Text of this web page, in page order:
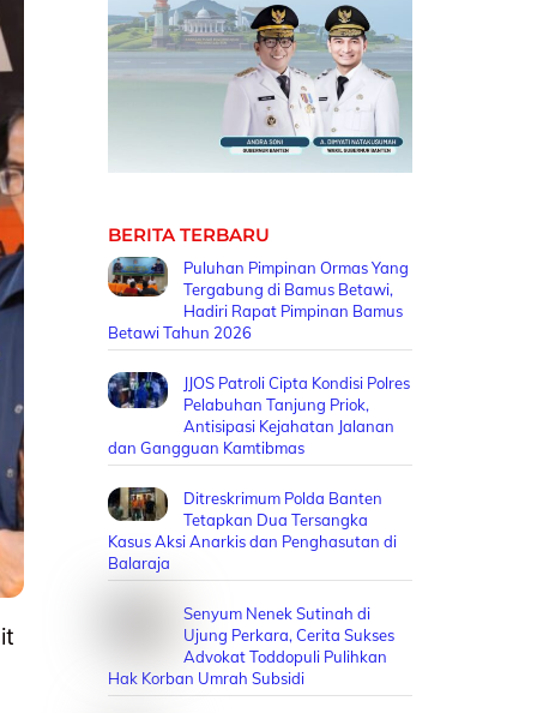
BERITA TERBARU
Puluhan Pimpinan Ormas Yang
Tergabung di Bamus Betawi,
Hadiri Rapat Pimpinan Bamus
Betawi Tahun 2026
JJOS Patroli Cipta Kondisi Polres
Pelabuhan Tanjung Priok,
Antisipasi Kejahatan Jalanan
dan Gangguan Kamtibmas
Ditreskrimum Polda Banten
Tetapkan Dua Tersangka
Kasus Aksi Anarkis dan Penghasutan di
Balaraja
Senyum Nenek Sutinah di
Ujung Perkara, Cerita Sukses
Advokat Toddopuli Pulihkan
Hak Korban Umrah Subsidi